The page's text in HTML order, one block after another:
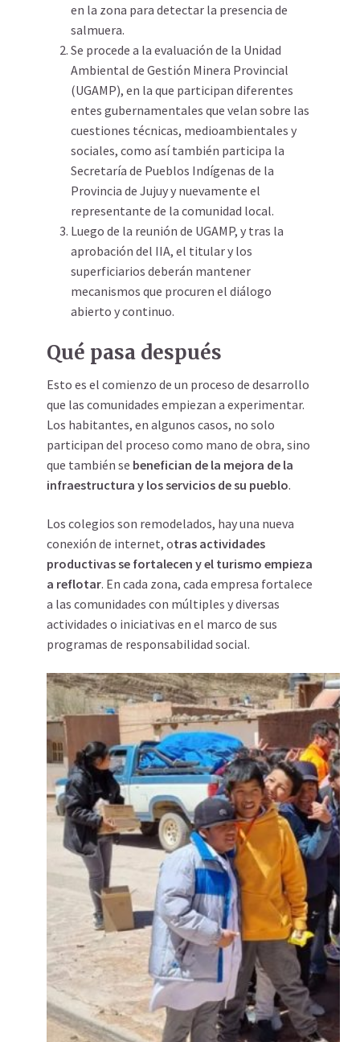
en la zona para detectar la presencia de
salmuera.
Se procede a la evaluación de la Unidad
Ambiental de Gestión Minera Provincial
(UGAMP), en la que participan diferentes
entes gubernamentales que velan sobre las
cuestiones técnicas, medioambientales y
sociales, como así también participa la
Secretaría de Pueblos Indígenas de la
Provincia de Jujuy y nuevamente el
representante de la comunidad local.
Luego de la reunión de UGAMP, y tras la
aprobación del IIA, el titular y los
superficiarios deberán mantener
mecanismos que procuren el diálogo
abierto y continuo.
Qué pasa después
Esto es el comienzo de un proceso de desarrollo
que las comunidades empiezan a experimentar.
Los habitantes, en algunos casos, no solo
participan del proceso como mano de obra, sino
que también se benefician de la mejora de la
infraestructura y los servicios de su pueblo.
Los colegios son remodelados, hay una nueva
conexión de internet, otras actividades
productivas se fortalecen y el turismo empieza
a reflotar. En cada zona, cada empresa fortalece
a las comunidades con múltiples y diversas
actividades o iniciativas en el marco de sus
programas de responsabilidad social.